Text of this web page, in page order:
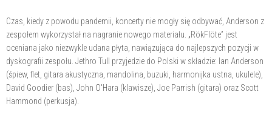
Czas, kiedy z powodu pandemii, koncerty nie mogły się odbywać, Anderson z
zespołem wykorzystał na nagranie nowego materiału. „RökFlöte” jest
oceniana jako niezwykle udana płyta, nawiązująca do najlepszych pozycji w
dyskografii zespołu. Jethro Tull przyjedzie do Polski w składzie: Ian Anderson
(śpiew, flet, gitara akustyczna, mandolina, buzuki, harmonijka ustna, ukulele),
David Goodier (bas), John O'Hara (klawisze), Joe Parrish (gitara) oraz Scott
Hammond (perkusja).